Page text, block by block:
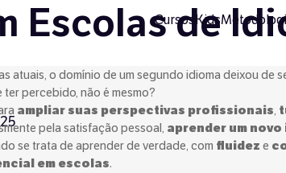
Cursos Kids
Escolas de
atuais, o domínio de um segundo idioma deixou de
ter percebido, não é mesmo?
ampliar suas perspectivas profissionais,
pela satisfação pessoal, aprender um novo
se trata de aprender de verdade, com fluidez e
em escolas.